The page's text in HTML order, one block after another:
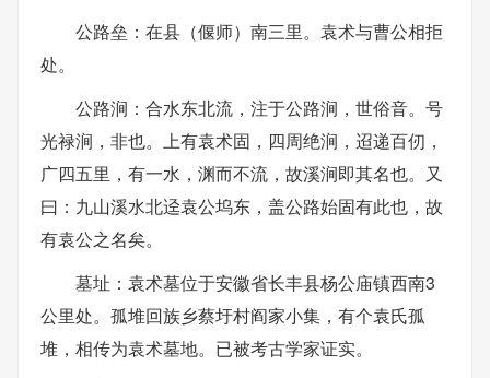
公路垒：在县（偃师）南三里。袁术与曹公相拒
处。
公路涧：合水东北流，注于公路涧，世俗音。号
光禄涧，非也。上有袁术固，四周绝涧，迢递百仞，
广四五里，有一水，渊而不流，故溪涧即其名也。又
曰：九山溪水北迳袁公坞东，盖公路始固有此也，故
有袁公之名矣。
墓址：袁术墓位于安徽省长丰县杨公庙镇西南3
公里处。孤堆回族乡蔡圩村阎家小集，有个袁氏孤
堆，相传为袁术墓地。已被考古学家证实。